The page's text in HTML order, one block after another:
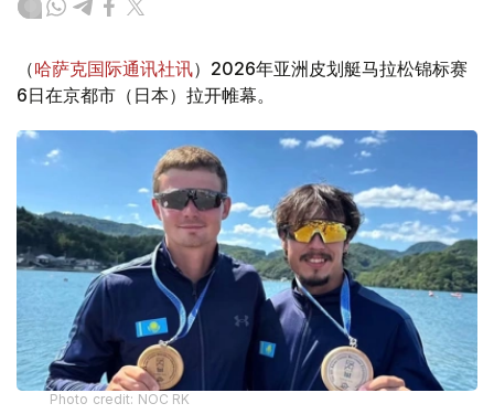
（哈萨克国际通讯社讯）2026年亚洲皮划艇马拉松锦标赛
6日在京都市（日本）拉开帷幕。
Photo credit: NOC RK